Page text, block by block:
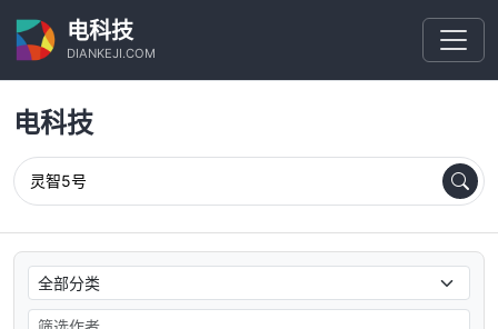
电科技
DIANKEJI.COM
电科技